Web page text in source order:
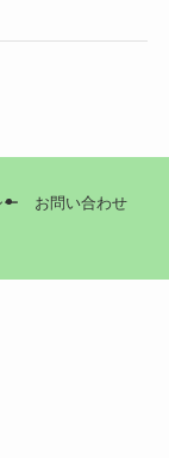
お問い合わせ